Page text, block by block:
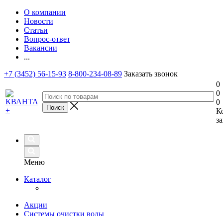
О компании
Новости
Статьи
Вопрос-ответ
Вакансии
...
+7 (3452) 56-15-93 8-800-234-08-89 Заказать звонок
0
0
0
Меню
Каталог
Акции
Системы очистки воды